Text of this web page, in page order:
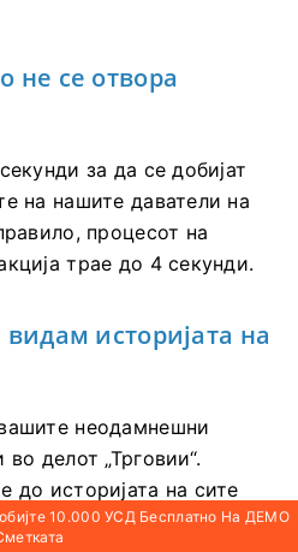
не се отвора
за да се добијат
на нашите даватели на
процесот на
трае до 4 секунди.
историјата на
неодамнешни
делот „Трговии“.
до историјата на сите
со исто име како и
10.000 УСД Бесплатно На ДЕМО